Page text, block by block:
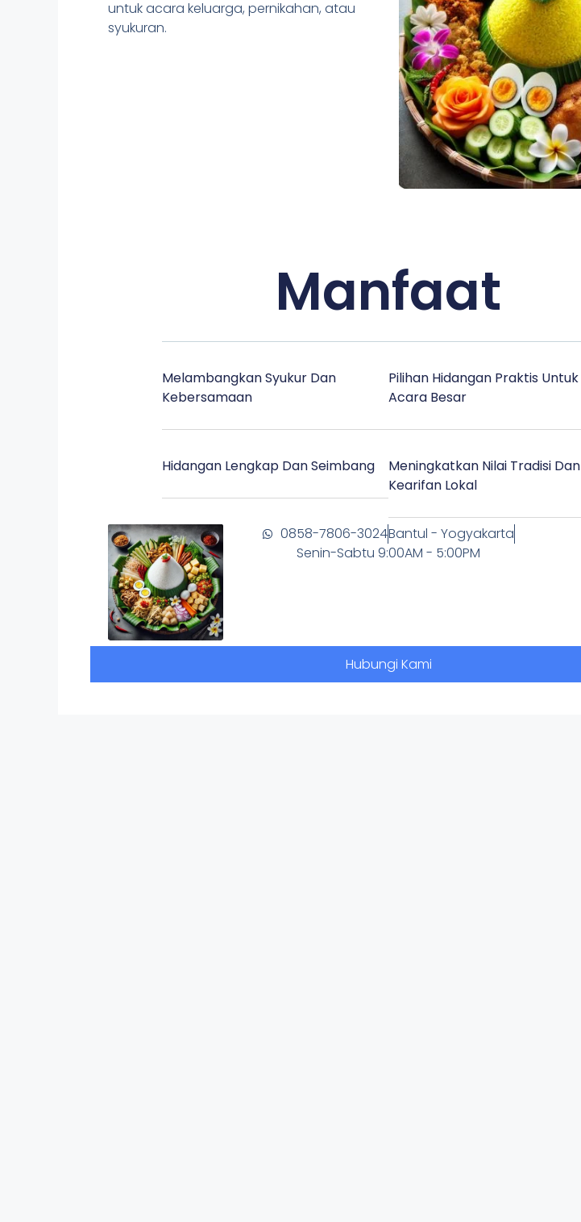
untuk acara keluarga, pernikahan, atau
syukuran.
Manfaat
Melambangkan Syukur Dan
Kebersamaan
Hidangan Lengkap Dan Seimbang
Pilihan Hidangan Praktis Untuk
Acara Besar
Meningkatkan Nilai Tradisi Dan
Kearifan Lokal
0858-7806-3024Bantul - Yogyakarta
Senin-Sabtu 9:00AM - 5:00PM
Hubungi Kami